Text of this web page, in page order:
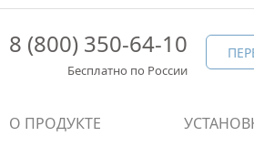
8 (800) 350-64-10
Бесплатно по России
О ПРОДУКТЕ